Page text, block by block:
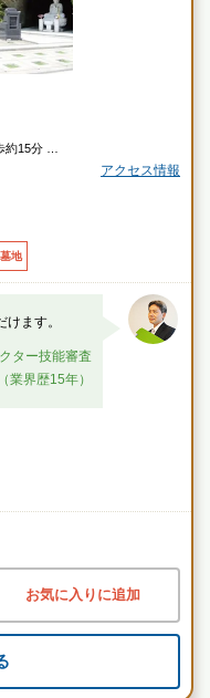
約15分
アクセス情報
地
ます。
ター技能審査
業界歴15年）
お気に入りに追加